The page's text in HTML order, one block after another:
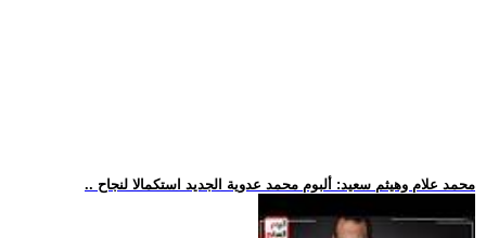
.. محمد علام وهيثم سعيد: ألبوم محمد عدوية الجديد استكمالا لنجاح